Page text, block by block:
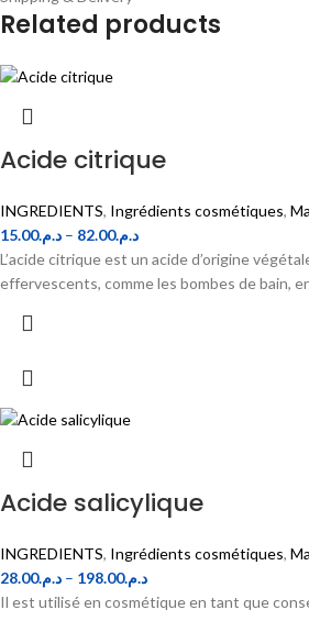
Related products
Acide citrique
INGREDIENTS, Ingrédients cosmétiques,
د.م.15.00 – د.م.82.00
L’acide citrique est un acide d’origine
effervescents, comme les bombes de bain,
Acide salicylique
INGREDIENTS, Ingrédients cosmétiques,
د.م.28.00 – د.م.198.00
Il est utilisé en cosmétique en tant que